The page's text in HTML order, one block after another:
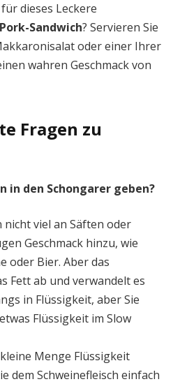
dieses Leckere
Sandwich? Servieren Sie
oder einer Ihrer
wahren Geschmack von
Fragen zu
in den Schongarer geben?
viel an Säften oder
Geschmack hinzu, wie
oder Bier. Aber das
Fett ab und verwandelt es
in Flüssigkeit, aber Sie
Flüssigkeit im Slow
Menge Flüssigkeit
dem Schweinefleisch einfach